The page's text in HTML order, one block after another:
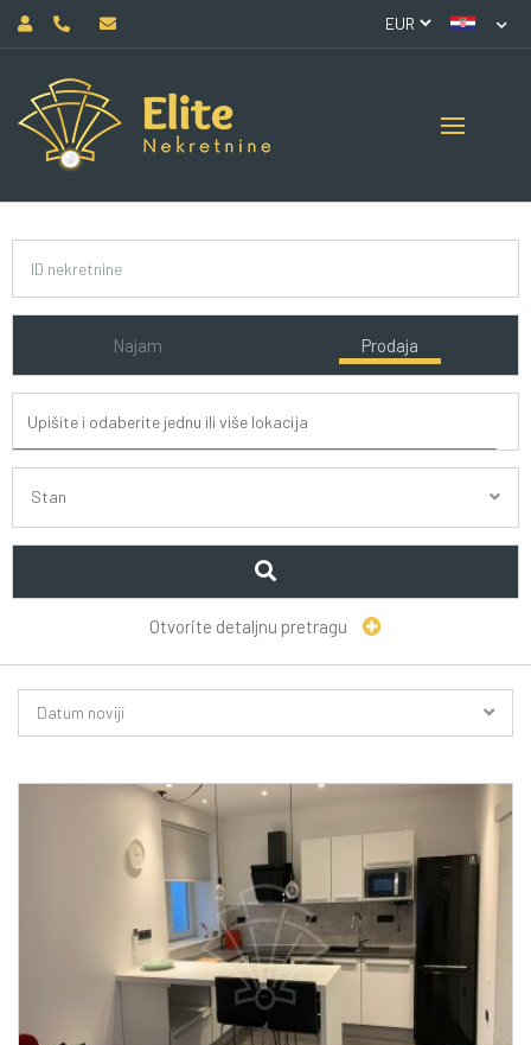
Najam Prodaja
Stan
Otvorite detaljnu pretragu
Datum noviji